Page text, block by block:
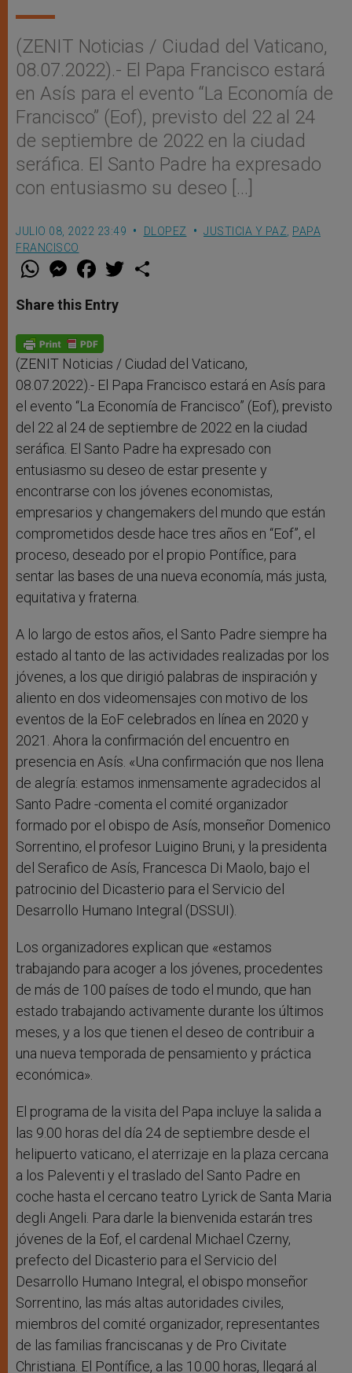
(ZENIT Noticias / Ciudad del Vaticano,
08.07.2022).- El Papa Francisco estará
en Asís para el evento “La Economía de
Francisco” (Eof), previsto del 22 al 24
de septiembre de 2022 en la ciudad
seráfica. El Santo Padre ha expresado
con entusiasmo su deseo […]
JULIO 08, 2022 23:49 DLOPEZ JUSTICIA Y PAZ, PAPA
FRANCISCO
W
t
s
p
p
M
e
s
e
g
e
r
F
a
e
b
o
k
w
Share this Entry
(ZENIT Noticias / Ciudad del Vaticano,
08.07.2022).- El Papa Francisco estará en Asís para
el evento “La Economía de Francisco” (Eof), previsto
del 22 al 24 de septiembre de 2022 en la ciudad
seráfica. El Santo Padre ha expresado con
entusiasmo su deseo de estar presente y
encontrarse con los jóvenes economistas,
empresarios y changemakers del mundo que están
comprometidos desde hace tres años en “Eof”, el
proceso, deseado por el propio Pontífice, para
sentar las bases de una nueva economía, más justa,
equitativa y fraterna.
A lo largo de estos años, el Santo Padre siempre ha
estado al tanto de las actividades realizadas por los
jóvenes, a los que dirigió palabras de inspiración y
aliento en dos videomensajes con motivo de los
eventos de la EoF celebrados en línea en 2020 y
2021. Ahora la confirmación del encuentro en
presencia en Asís. «Una confirmación que nos llena
de alegría: estamos inmensamente agradecidos al
Santo Padre -comenta el comité organizador
formado por el obispo de Asís, monseñor Domenico
Sorrentino, el profesor Luigino Bruni, y la presidenta
del Serafico de Asís, Francesca Di Maolo, bajo el
patrocinio del Dicasterio para el Servicio del
Desarrollo Humano Integral (DSSUI).
Los organizadores explican que «estamos
trabajando para acoger a los jóvenes, procedentes
de más de 100 países de todo el mundo, que han
estado trabajando activamente durante los últimos
meses, y a los que tienen el deseo de contribuir a
una nueva temporada de pensamiento y práctica
económica».
El programa de la visita del Papa incluye la salida a
las 9.00 horas del día 24 de septiembre desde el
helipuerto vaticano, el aterrizaje en la plaza cercana
a los Paleventi y el traslado del Santo Padre en
coche hasta el cercano teatro Lyrick de Santa Maria
degli Angeli. Para darle la bienvenida estarán tres
jóvenes de la Eof, el cardenal Michael Czerny,
prefecto del Dicasterio para el Servicio del
Desarrollo Humano Integral, el obispo monseñor
Sorrentino, las más altas autoridades civiles,
miembros del comité organizador, representantes
de las familias franciscanas y de Pro Civitate
Christiana. El Pontífice, a las 10.00 horas, llegará al